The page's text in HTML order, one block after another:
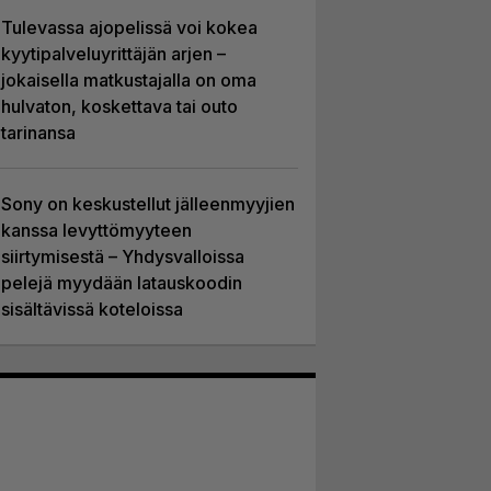
Tulevassa ajopelissä voi kokea
kyytipalveluyrittäjän arjen –
jokaisella matkustajalla on oma
hulvaton, koskettava tai outo
tarinansa
Sony on keskustellut jälleenmyyjien
kanssa levyttömyyteen
siirtymisestä – Yhdysvalloissa
pelejä myydään latauskoodin
sisältävissä koteloissa